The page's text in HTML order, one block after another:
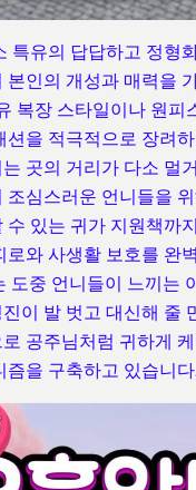
특유의 답답하고 정형
본인의 개성과 매력을
복장 스타일이나 원피
션을 적극적으로 장려
곳의 거리가 다소 멀
조심스러운 언니들을
수 있는 귀가 지원책까
로와 사생활 보호를 완
도중 언니들이 느끼는
이 발 벗고 대신해 줄
공주님처럼 귀하게
즘을 구축하고 있습니